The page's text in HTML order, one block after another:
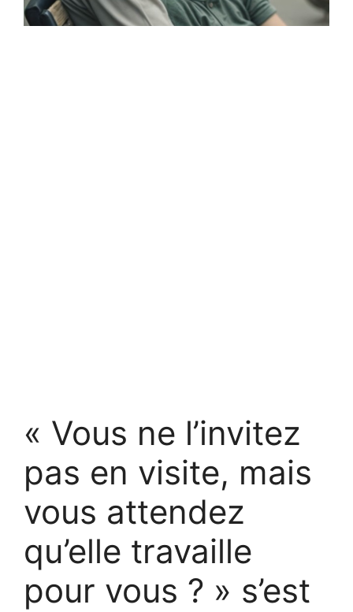
« Vous ne l’invitez
pas en visite, mais
vous attendez
qu’elle travaille
pour vous ? » s’est